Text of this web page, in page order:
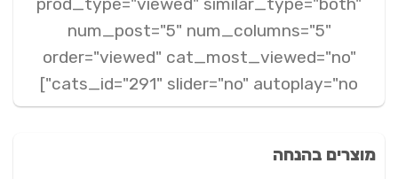
prod_type="viewed" similar_type="both"
num_post="5" num_columns="5"
order="viewed" cat_most_viewed="no"
cats_id="291" slider="no" autoplay="no"]
מוצרים בהנחה